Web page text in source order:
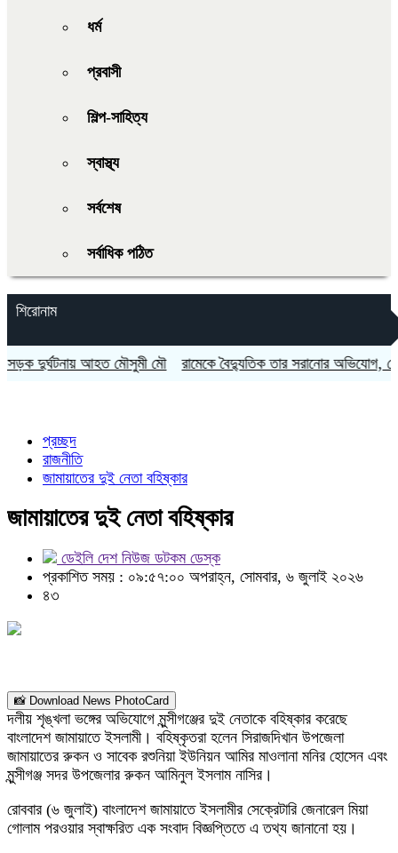
ধর্ম
প্রবাসী
শিল্প-সাহিত্য
স্বাস্থ্য
সর্বশেষ
সর্বাধিক পঠিত
শিরোনাম
দুর্ঘটনায় আহত মৌসুমী মৌ রামেকে বৈদ্যুতিক তার সরানোর অভিযোগ,
প্রচ্ছদ
রাজনীতি
জামায়াতের দুই নেতা বহিষ্কার
জামায়াতের দুই নেতা বহিষ্কার
ডেইলি দেশ নিউজ ডটকম ডেস্ক
প্রকাশিত সময় : ০৯:৫৭:০০ অপরাহ্ন, সোমবার, ৬ জুলাই ২০২৬
৪৩
📸 Download News PhotoCard
দলীয় শৃঙ্খলা ভঙ্গের অভিযোগে মুন্সীগঞ্জের দুই নেতাকে বহিষ্কার করেছে
বাংলাদেশ জামায়াতে ইসলামী। বহিষ্কৃতরা হলেন সিরাজদিখান উপজেলা
জামায়াতের রুকন ও সাবেক রশুনিয়া ইউনিয়ন আমির মাওলানা মনির হোসেন এবং
মুন্সীগঞ্জ সদর উপজেলার রুকন আমিনুল ইসলাম নাসির।
রোববার (৬ জুলাই) বাংলাদেশ জামায়াতে ইসলামীর সেক্রেটারি জেনারেল মিয়া
গোলাম পরওয়ার স্বাক্ষরিত এক সংবাদ বিজ্ঞপ্তিতে এ তথ্য জানানো হয়।